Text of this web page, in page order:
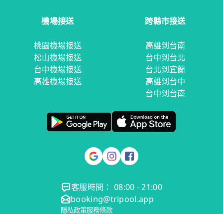
機場接送
桃園機場接送
松山機場接送
台中機場接送
高雄機場接送
跨縣市接送
高雄到台南
台中到台北
台北到宜蘭
高雄到台中
台中到台南
客服時間： 08:00 - 21:00
booking@tripool.app
隱私政策服務條款